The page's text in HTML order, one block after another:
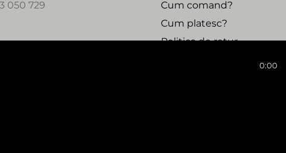
050 729
Cum comand?
Cum platesc?
Politica de retur
0:00